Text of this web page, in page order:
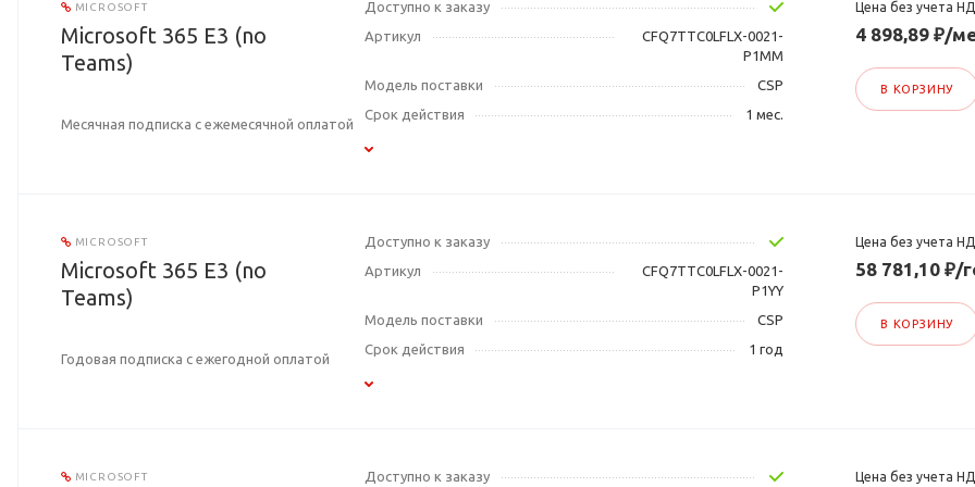
MICROSOFT
Microsoft 365 E3 (no
Teams)
Месячная подписка с ежемесячной оплатой
Доступно к заказу
Артикул
CFQ7TTC0LFLX-0021-
P1MM
Модель поставки
CSP
Срок действия
1 мес.
Цена без учета
4 898,89 ₽/
В КОРЗИНУ
MICROSOFT
Microsoft 365 E3 (no
Teams)
Годовая подписка с ежегодной оплатой
Доступно к заказу
Артикул
CFQ7TTC0LFLX-0021-
P1YY
Модель поставки
CSP
Срок действия
1 год
Цена без учета
58 781,10 ₽/
В КОРЗИНУ
MICROSOFT Доступно к заказу Цена без учета